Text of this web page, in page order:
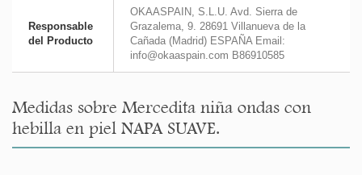
Responsable
del Producto
OKAASPAIN, S.L.U. Avd. Sierra de
Grazalema, 9. 28691 Villanueva de la
Cañada (Madrid) ESPAÑA Email:
info@okaaspain.com B86910585
Medidas sobre Mercedita niña ondas con
hebilla en piel NAPA SUAVE.